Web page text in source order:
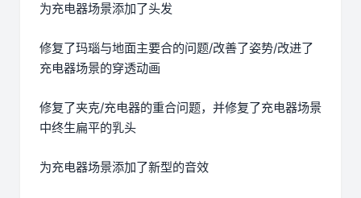
为充电器场景添加了头发
修复了玛瑙与地面主要合的问题/改善了姿势/改进了
充电器场景的穿透动画
修复了夹克/充电器的重合问题，并修复了充电器场景
中终生扁平的乳头
为充电器场景添加了新型的音效